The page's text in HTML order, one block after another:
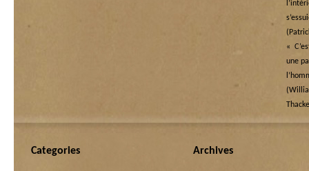
«
une
Categories Archives